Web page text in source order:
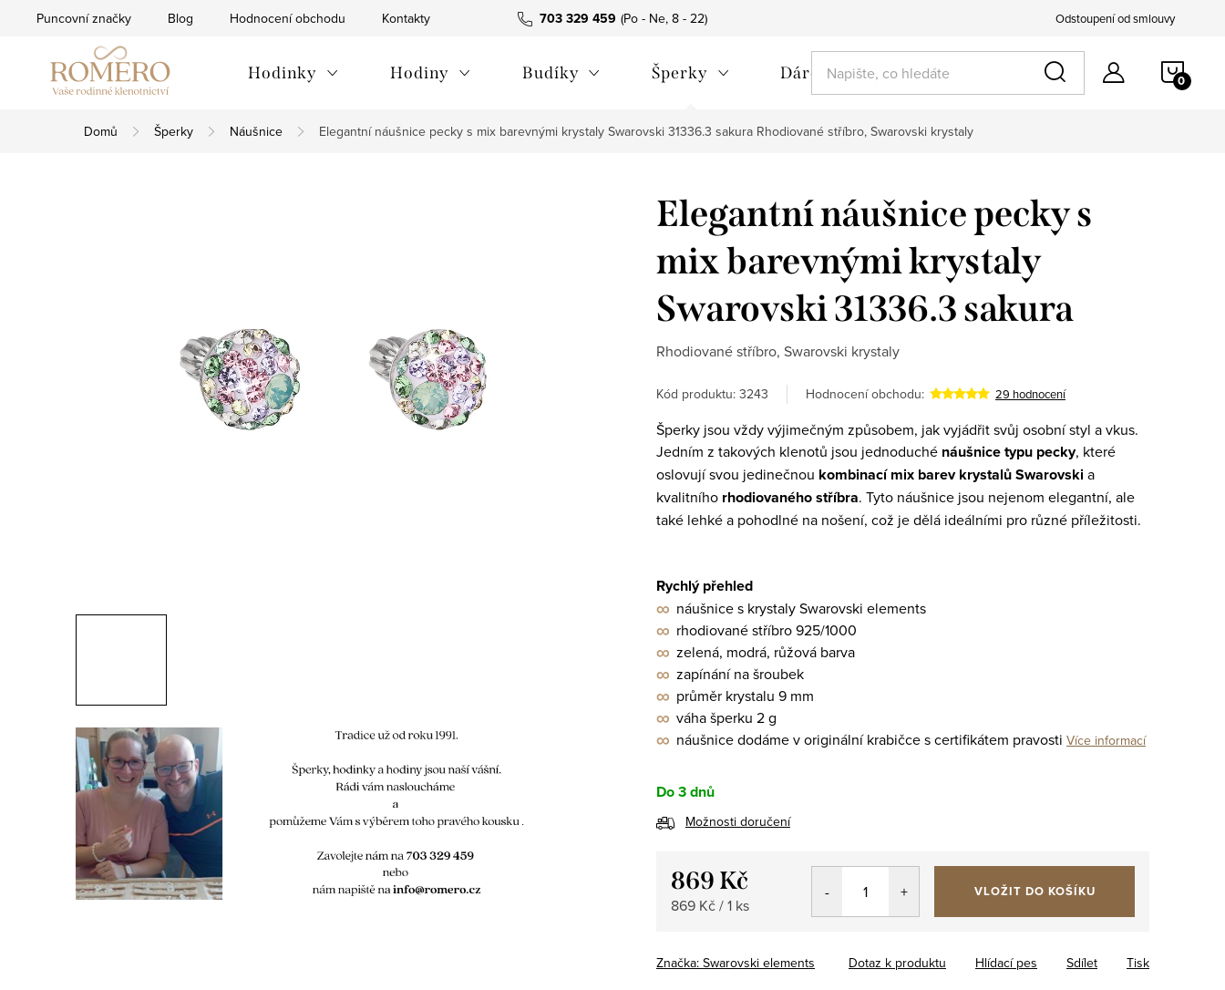
703 329 459
Puncovní značky Blog Hodnocení obchodu Kontakty Odstoupení od smlouvy
Hodinky Hodiny Budíky Šperky Dárek pro ni
Domů Šperky Náušnice Elegantní náušnice pecky s mix barevnými krystaly Swarovski 31336.3 sakura Rhodiované stříbro, Swarovski krystaly
Elegantní náušnice pecky s
mix barevnými krystaly
Swarovski 31336.3 sakura
Rhodiované stříbro, Swarovski krystaly
Kód produktu: 3243 Hodnocení obchodu: 29 hodnocení
Šperky jsou vždy výjimečným způsobem, jak vyjádřit svůj osobní styl a vkus.
Jedním z takových klenotů jsou jednoduché náušnice typu pecky, které
oslovují svou jedinečnou kombinací mix barev krystalů Swarovskia
kvalitního rhodiovaného stříbra. Tyto náušnice jsou nejenom elegantní, ale
také lehké a pohodlné na nošení, což je dělá ideálními pro různé příležitosti.
Rychlý přehled
∞ náušnice s krystaly Swarovski elements
∞ rhodiované stříbro 925/1000
∞ zelená, modrá, růžová barva
∞ zapínání na šroubek
∞ průměr krystalu 9 mm
∞ váha šperku 2 g
∞ náušnice dodáme v originální krabičce s certifikátem pravosti Více informací
Do 3 dnů
Možnosti doručení
869 Kč
Měrná
869 Kč / 1 ks
VLOŽIT DO KOŠÍKU
Značka: Swarovski elements Tisk
Dotaz k produktu Hlídací pes Sdílet